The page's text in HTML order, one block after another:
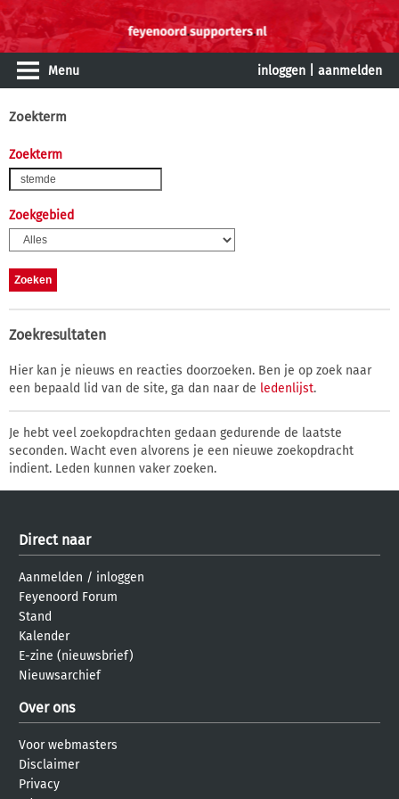
Menu inloggen aanmelden
Zoekterm
Zoekterm
Zoekgebied
Zoekresultaten
Hier kan je nieuws en reacties doorzoeken. Ben je op zoek naar
een bepaald lid van de site, ga dan naar de ledenlijst.
Je hebt veel zoekopdrachten gedaan gedurende de laatste
seconden. Wacht even alvorens je een nieuwe zoekopdracht
indient. Leden kunnen vaker zoeken.
Direct naar
Aanmelden / inloggen
Feyenoord Forum
Stand
Kalender
E-zine (nieuwsbrief)
Nieuwsarchief
Over ons
Voor webmasters
Disclaimer
Privacy